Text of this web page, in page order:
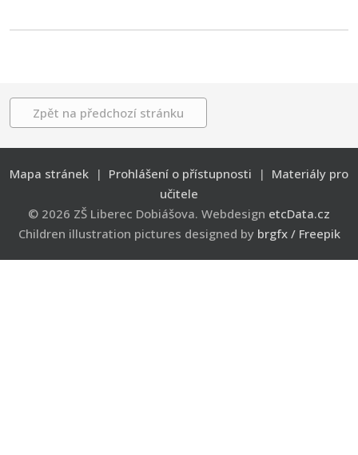
Zpět na předchozí stránku
Mapa stránek | Prohlášení o přístupnosti | Materiály pro
učitele
© 2026 ZŠ Liberec Dobiášova. Webdesign etcData.cz
Children illustration pictures designed by brgfx / Freepik